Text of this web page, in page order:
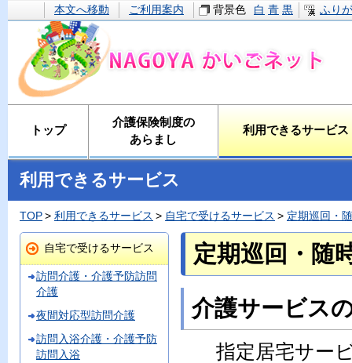
本文へ移動 ご利用案内 背景色 白 青 黒 ふり
トップ
介護保険制度の
あらまし
利用できるサービス
利用できるサービス
TOP 利用できるサービス 自宅で受けるサービス 定期巡回・
定期巡回・随
介護サービス
指定居宅サー
自宅で受けるサービス
訪問介護・介護予防訪問
介護
夜間対応型訪問介護
訪問入浴介護・介護予防
訪問入浴